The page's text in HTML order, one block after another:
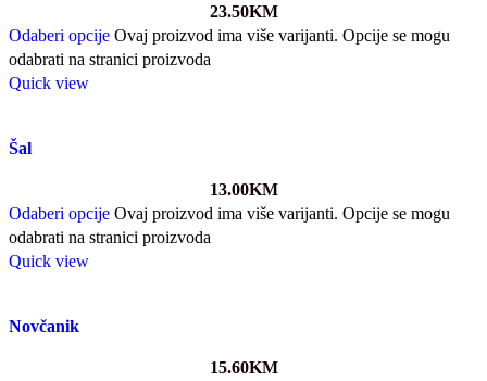
23.50KM
Odaberi opcije Ovaj proizvod ima više varijanti. Opcije se mogu
odabrati na stranici proizvoda
Quick view
Šal
13.00KM
Odaberi opcije Ovaj proizvod ima više varijanti. Opcije se mogu
odabrati na stranici proizvoda
Quick view
Novčanik
15.60KM